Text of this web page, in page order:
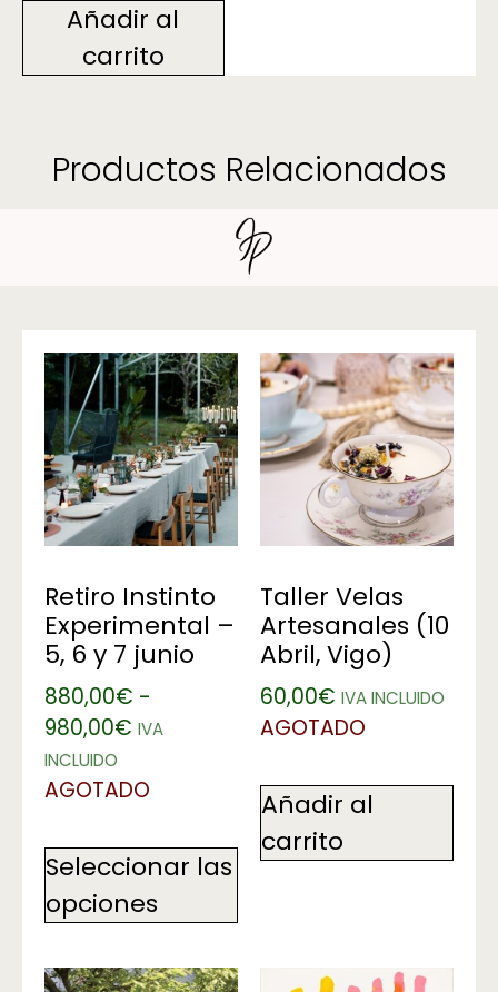
Añadir al
carrito
Productos Relacionados
Retiro Instinto
Experimental –
5, 6 y 7 junio
880,00€ -
980,00€ IVA
INCLUIDO
AGOTADO
Seleccionar las
opciones
Taller Velas
Artesanales (10
Abril, Vigo)
60,00€ IVA INCLUIDO
AGOTADO
Añadir al
carrito